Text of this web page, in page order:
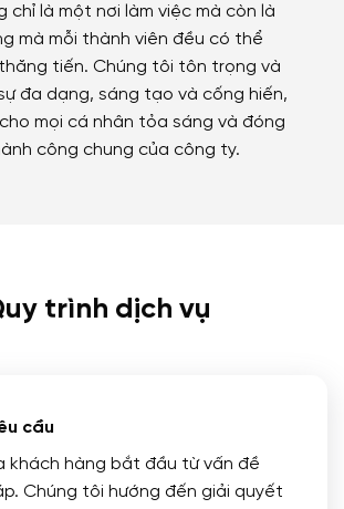
chỉ là một nơi làm việc mà còn là
mà mỗi thành viên đều có thể
tiến. Chúng tôi tôn trọng và
đa dạng, sáng tạo và cống hiến,
mọi cá nhân tỏa sáng và đóng
công chung của công ty.
trình dịch vụ
cầu
khách hàng bắt đầu từ vấn đề
Chúng tôi hướng đến giải quyết